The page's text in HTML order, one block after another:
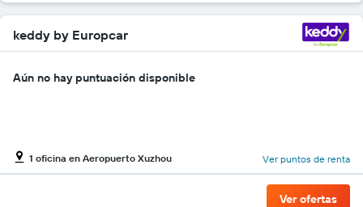
keddy by Europcar
Aún no hay puntuación disponible
1 oficina en Aeropuerto Xuzhou Ver puntos de renta
Ver ofertas